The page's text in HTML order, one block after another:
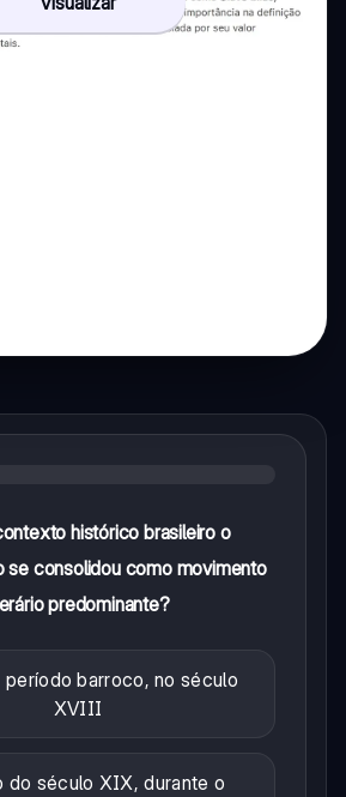
histórico brasileiro o
se consolidou como movimento
predominante?
período barroco, no século
XVIII
do século XIX, durante o